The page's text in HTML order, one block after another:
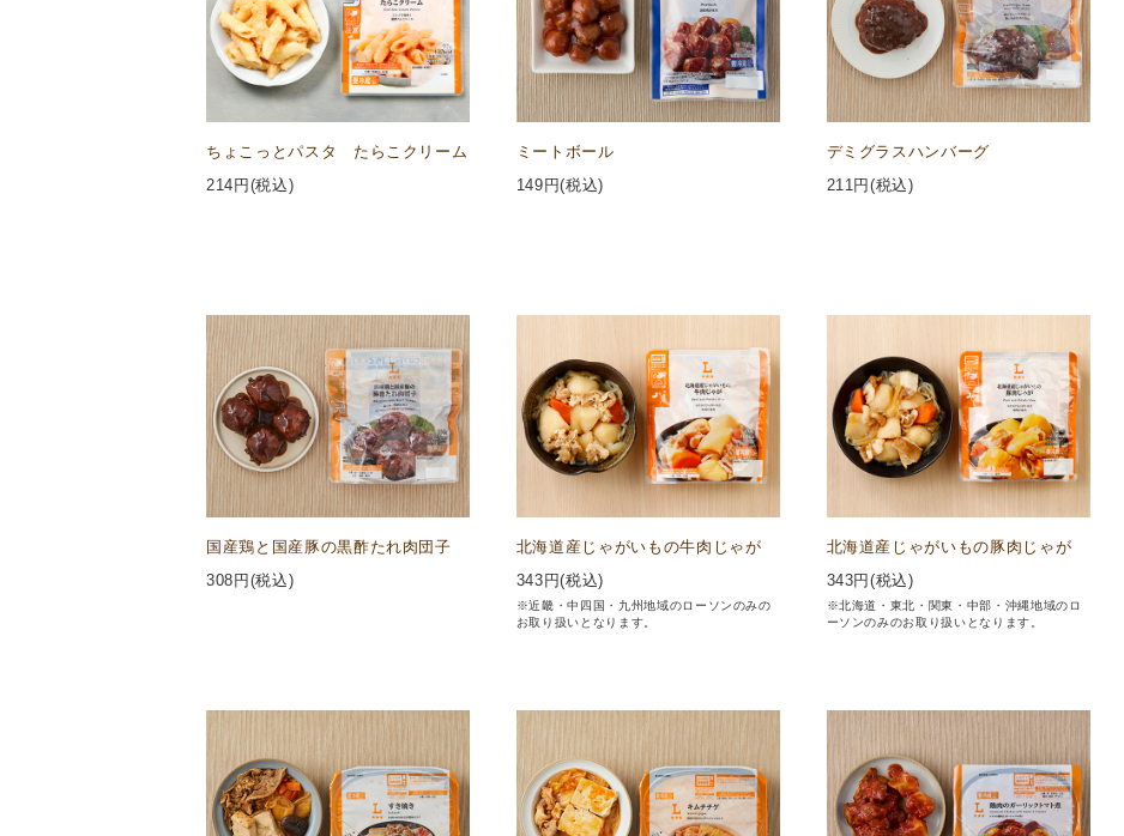
ちょこっとパスタ たらこクリーム
214 円(税込)
ミートボール
149 円(税込)
デミグラスハンバーグ
211円(税込)
国産鶏と国産豚の黒酢たれ肉団子
308 円(税込)
北海道産じゃがいもの牛肉じゃが
343 円(税込)
※近畿・中四国・九州地域のローソンのみの
お取り扱いとなります。
北海道産じゃがいもの豚肉じゃが
343円(税込)
※北海道・東北・関東・中部・沖縄地域のロ
ーソンのみのお取り扱いとなります。